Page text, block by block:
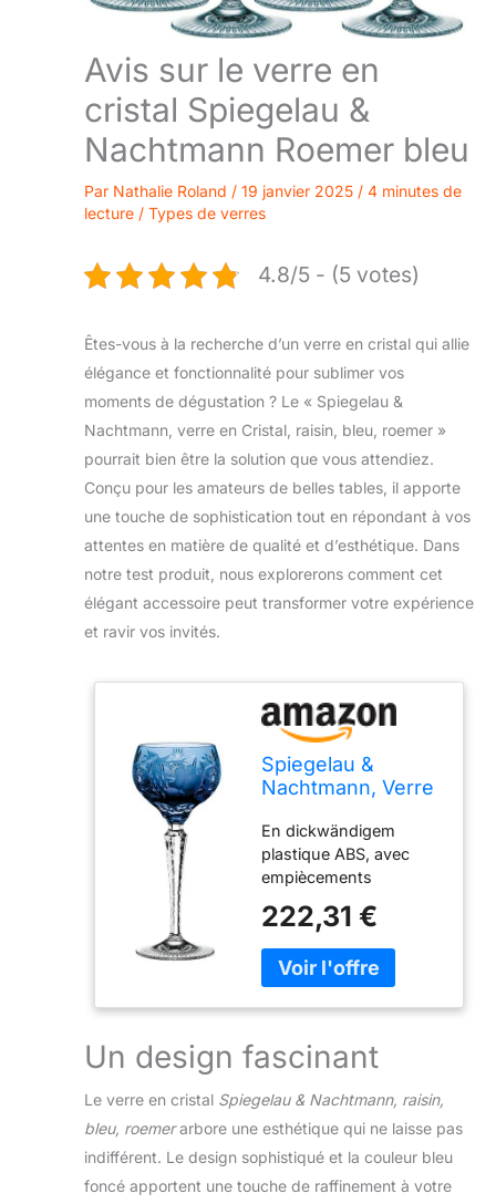
Avis sur le verre en
cristal Spiegelau &
Nachtmann Roemer bleu
Par Nathalie Roland / 19 janvier 2025 / 4 minutes de
lecture / Types de verres
4.8/5 - (5 votes)
Êtes-vous à la recherche d’un verre en cristal qui allie
élégance et fonctionnalité pour sublimer vos
moments de dégustation ? Le « Spiegelau &
Nachtmann, verre en Cristal, raisin, bleu, roemer »
pourrait bien être la solution que vous attendiez.
Conçu pour les amateurs de belles tables, il apporte
une touche de sophistication tout en répondant à vos
attentes en matière de qualité et d’esthétique. Dans
notre test produit, nous explorerons comment cet
élégant accessoire peut transformer votre expérience
et ravir vos invités.
Spiegelau &
Nachtmann, Verre
Bleu, Roemer
En dickwändigem
plastique ABS, avec
empiècements
222,31 €
Un design fascinant
Le verre en cristal Spiegelau & Nachtmann, raisin,
bleu, roemerarbore une esthétique qui ne laisse pas
indifférent. Le design sophistiqué et la couleur bleu
foncé apportent une touche de raffinement à votre